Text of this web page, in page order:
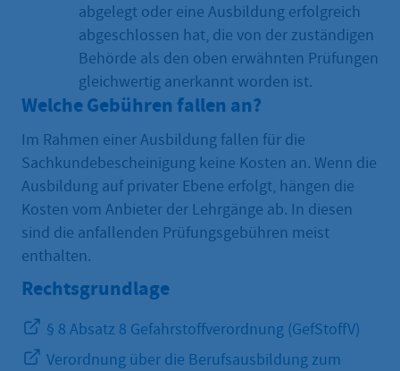
abgelegt oder eine Ausbildung erfolgreich
abgeschlossen hat, die von der zuständigen
Behörde als den oben erwähnten Prüfungen
gleichwertig anerkannt worden ist.
Welche Gebühren fallen an?
Im Rahmen einer Ausbildung fallen für die
Sachkundebescheinigung keine Kosten an. Wenn die
Ausbildung auf privater Ebene erfolgt, hängen die
Kosten vom Anbieter der Lehrgänge ab. In diesen
sind die anfallenden Prüfungsgebühren meist
enthalten.
Rechtsgrundlage
§ 8 Absatz 8 Gefahrstoffverordnung (GefStoffV)
Verordnung über die Berufsausbildung zum